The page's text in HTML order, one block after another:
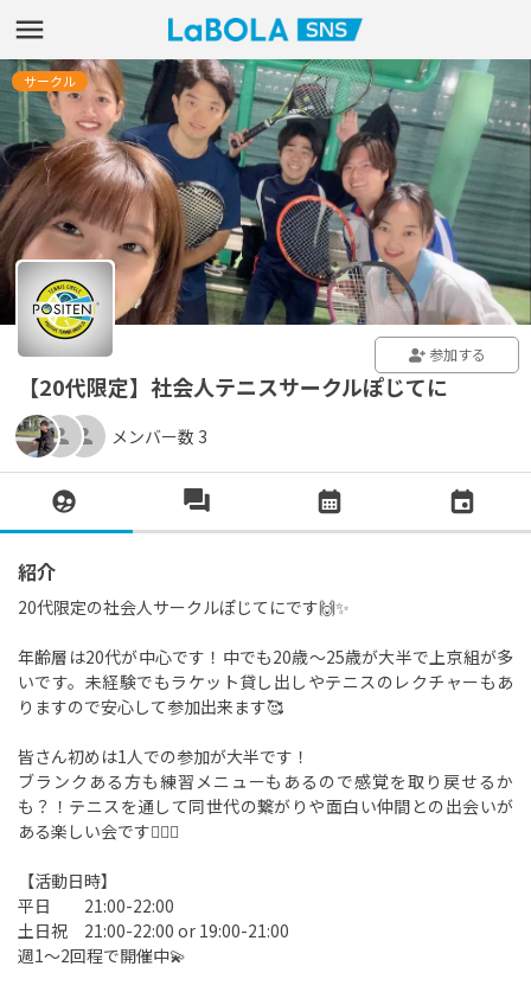
サークル
【20代限定】社会人テニスサークルぽじてに
参加する
メンバー数 3
紹介
20代限定の社会人サークルぽじてにです🙌✨
年齢層は20代が中心です！中でも20歳〜25歳が大半で上京組が多
いです。未経験でもラケット貸し出しやテニスのレクチャーもあ
りますので安心して参加出来ます🥰
皆さん初めは1人での参加が大半です！
ブランクある方も練習メニューもあるので感覚を取り戻せるか
も？！テニスを通して同世代の繋がりや面白い仲間との出会いが
ある楽しい会です🙋‍♀️✨
【活動日時】
平日 21:00-22:00
土日祝 21:00-22:00 or 19:00-21:00
週1〜2回程で開催中💫